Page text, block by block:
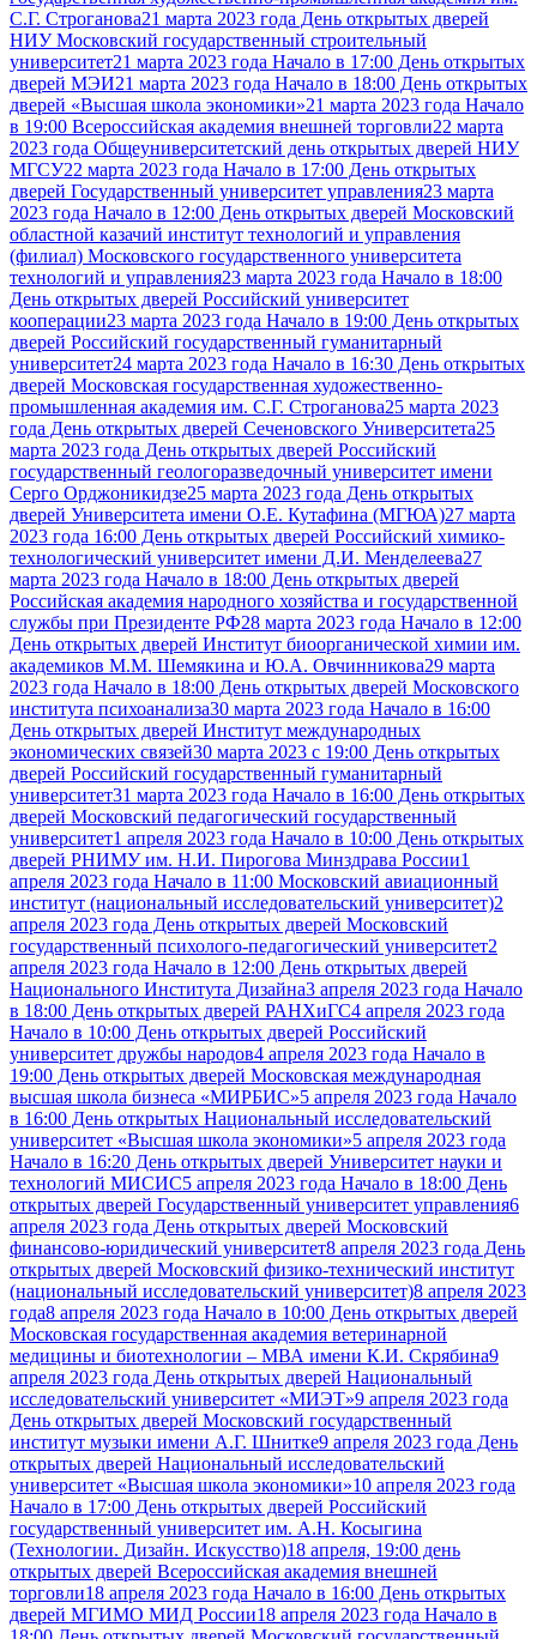
С.Г. Строганова21 марта 2023 года День открытых дверей
НИУ Московский государственный строительный
университет21 марта 2023 года Начало в 17:00 День открытых
дверей МЭИ21 марта 2023 года Начало в 18:00 День открытых
дверей «Высшая школа экономики»21 марта 2023 года Начало
в 19:00 Всероссийская академия внешней торговли22 марта
2023 года Общеуниверситетский день открытых дверей НИУ
МГСУ22 марта 2023 года Начало в 17:00 День открытых
дверей Государственный университет управления23 марта
2023 года Начало в 12:00 День открытых дверей Московский
областной казачий институт технологий и управления
(филиал) Московского государственного университета
технологий и управления23 марта 2023 года Начало в 18:00
День открытых дверей Российский университет
кооперации23 марта 2023 года Начало в 19:00 День открытых
дверей Российский государственный гуманитарный
университет24 марта 2023 года Начало в 16:30 День открытых
дверей Московская государственная художественно-
промышленная академия им. С.Г. Строганова25 марта 2023
года День открытых дверей Сеченовского Университета25
марта 2023 года День открытых дверей Российский
государственный геологоразведочный университет имени
Серго Орджоникидзе25 марта 2023 года День открытых
дверей Университета имени О.Е. Кутафина (МГЮА)27 марта
2023 года 16:00 День открытых дверей Российский химико-
технологический университет имени Д.И. Менделеева27
марта 2023 года Начало в 18:00 День открытых дверей
Российская академия народного хозяйства и государственной
службы при Президенте РФ28 марта 2023 года Начало в 12:00
День открытых дверей Институт биоорганической химии им.
академиков М.М. Шемякина и Ю.А. Овчинникова29 марта
2023 года Начало в 18:00 День открытых дверей Московского
института психоанализа30 марта 2023 года Начало в 16:00
День открытых дверей Институт международных
экономических связей30 марта 2023 с 19:00 День открытых
дверей Российский государственный гуманитарный
университет31 марта 2023 года Начало в 16:00 День открытых
дверей Московский педагогический государственный
университет1 апреля 2023 года Начало в 10:00 День открытых
дверей РНИМУ им. Н.И. Пирогова Минздрава России1
апреля 2023 года Начало в 11:00 Московский авиационный
институт (национальный исследовательский университет)2
апреля 2023 года День открытых дверей Московский
государственный психолого-педагогический университет2
апреля 2023 года Начало в 12:00 День открытых дверей
Национального Института Дизайна3 апреля 2023 года Начало
в 18:00 День открытых дверей РАНХиГС4 апреля 2023 года
Начало в 10:00 День открытых дверей Российский
университет дружбы народов4 апреля 2023 года Начало в
19:00 День открытых дверей Московская международная
высшая школа бизнеса «МИРБИС»5 апреля 2023 года Начало
в 16:00 День открытых Национальный исследовательский
университет «Высшая школа экономики»5 апреля 2023 года
Начало в 16:20 День открытых дверей Университет науки и
технологий МИСИС5 апреля 2023 года Начало в 18:00 День
открытых дверей Государственный университет управления6
апреля 2023 года День открытых дверей Московский
финансово-юридический университет8 апреля 2023 года День
открытых дверей Московский физико-технический институт
(национальный исследовательский университет)8 апреля 2023
года8 апреля 2023 года Начало в 10:00 День открытых дверей
Московская государственная академия ветеринарной
медицины и биотехнологии – МВА имени К.И. Скрябина9
апреля 2023 года День открытых дверей Национальный
исследовательский университет «МИЭТ»9 апреля 2023 года
День открытых дверей Московский государственный
институт музыки имени А.Г. Шнитке9 апреля 2023 года День
открытых дверей Национальный исследовательский
университет «Высшая школа экономики»10 апреля 2023 года
Начало в 17:00 День открытых дверей Российский
государственный университет им. А.Н. Косыгина
(Технологии. Дизайн. Искусство)18 апреля, 19:00 день
открытых дверей Всероссийская академия внешней
торговли18 апреля 2023 года Начало в 16:00 День открытых
дверей МГИМО МИД России18 апреля 2023 года Начало в